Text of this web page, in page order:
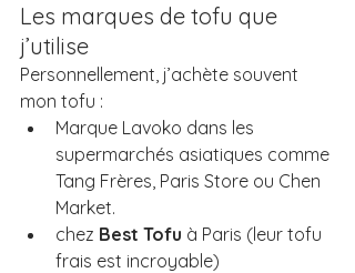
Les marques de tofu que
j’utilise
Personnellement, j’achète souvent
mon tofu :
Marque Lavoko dans les
supermarchés asiatiques comme
Tang Frères, Paris Store ou Chen
Market.
chez Best Tofu à Paris (leur tofu
frais est incroyable)